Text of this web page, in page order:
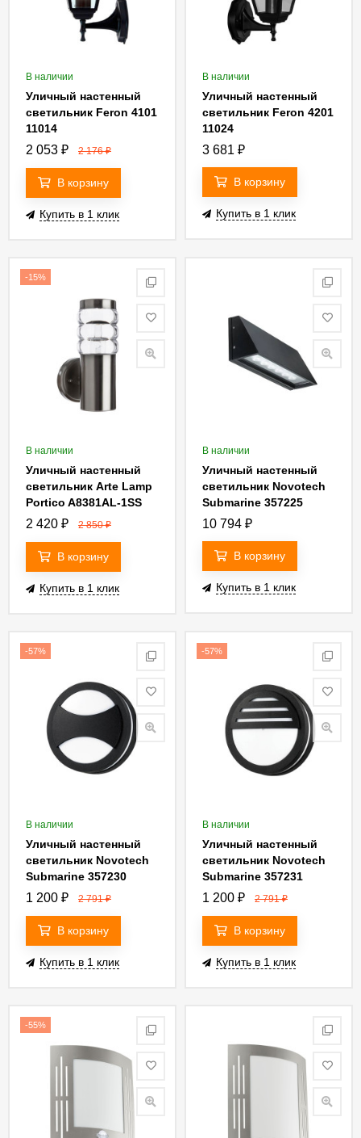
В наличии
Уличный настенный
светильник Feron 4101
11014
2 053 ₽ 2 176₽
В корзину
Купить в 1 клик
В наличии
Уличный настенный
светильник Feron 4201
11024
3 681 ₽
В корзину
Купить в 1 клик
-15%
В наличии
Уличный настенный
светильник Arte Lamp
Portico A8381AL-1SS
2 420 ₽ 2 850₽
В корзину
Купить в 1 клик
В наличии
Уличный настенный
светильник Novotech
Submarine 357225
10 794 ₽
В корзину
Купить в 1 клик
-57%
В наличии
Уличный настенный
светильник Novotech
Submarine 357230
1 200 ₽ 2 791₽
В корзину
Купить в 1 клик
-57%
В наличии
Уличный настенный
светильник Novotech
Submarine 357231
1 200 ₽ 2 791₽
В корзину
Купить в 1 клик
-55%